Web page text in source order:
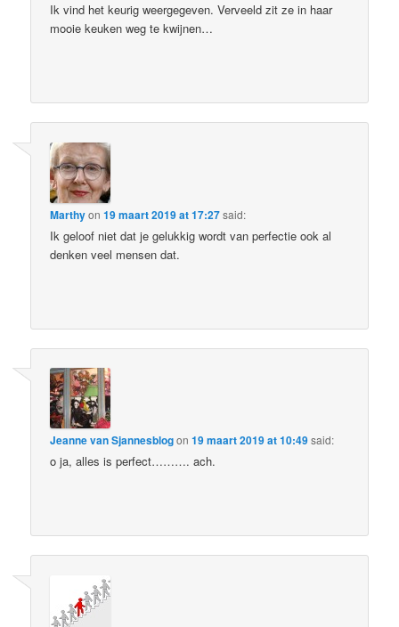
Ik vind het keurig weergegeven. Verveeld zit ze in haar
mooie keuken weg te kwijnen…
Marthyon19 maart 2019 at 17:27said:
Ik geloof niet dat je gelukkig wordt van perfectie ook al
denken veel mensen dat.
Jeanne van Sjannesblogon19 maart 2019 at 10:49said:
o ja, alles is perfect………. ach.